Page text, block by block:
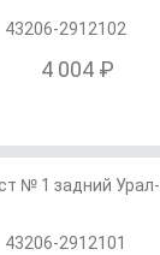
43206-2912102
4 004 ₽
№ 1 задний
43206-2912101